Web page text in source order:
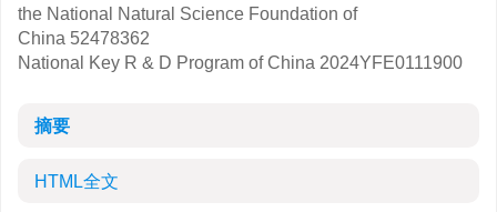
the National Natural Science Foundation of
China 52478362
National Key R & D Program of China 2024YFE0111900
摘要
HTML全文